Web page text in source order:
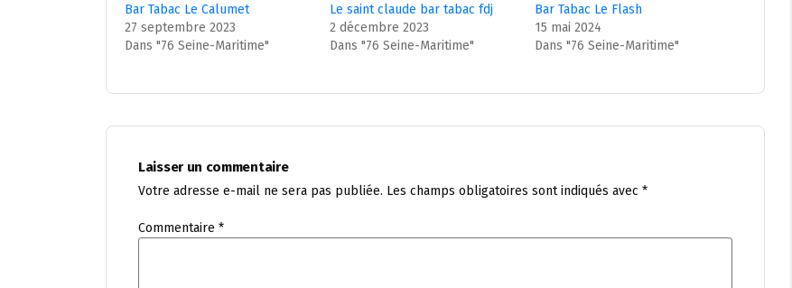
Bar Tabac Le Calumet
27 septembre 2023
Dans "76 Seine-Maritime"
Le saint claude bar tabac fdj
2 décembre 2023
Dans "76 Seine-Maritime"
Bar Tabac Le Flash
15 mai 2024
Dans "76 Seine-Maritime"
Laisser un commentaire
Votre adresse e-mail ne sera pas publiée. Les champs obligatoires sont indiqués avec *
Commentaire *